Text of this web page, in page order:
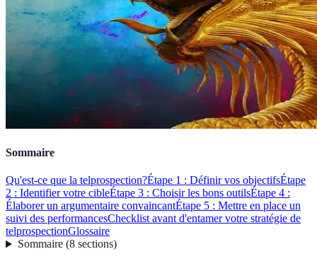
Sommaire
Qu'est-ce que la telprospection?Étape 1 : Définir vos objectifsÉtape
2 : Identifier votre cibleÉtape 3 : Choisir les bons outilsÉtape 4 :
Élaborer un argumentaire convaincantÉtape 5 : Mettre en place un
suivi des performancesChecklist avant d'entamer votre stratégie de
telprospectionGlossaire
Sommaire(8 sections)